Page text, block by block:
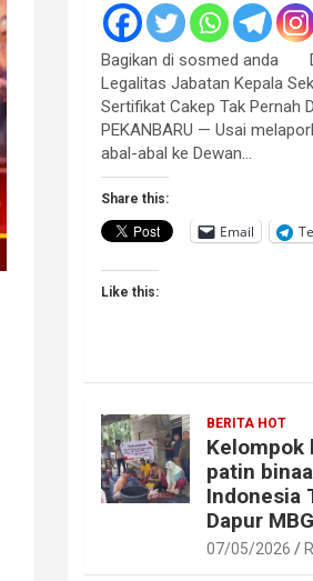
Bagikan di sosmed anda
Legalitas Jabatan Kepala
Sertifikat Cakep Tak Pernah
PEKANBARU — Usai
abal-abal ke Dewan…
Share this:
Email
Like this:
BERITA HOT
Kelompok
patin
Indonesia
Dapur MBG
07/05/2026